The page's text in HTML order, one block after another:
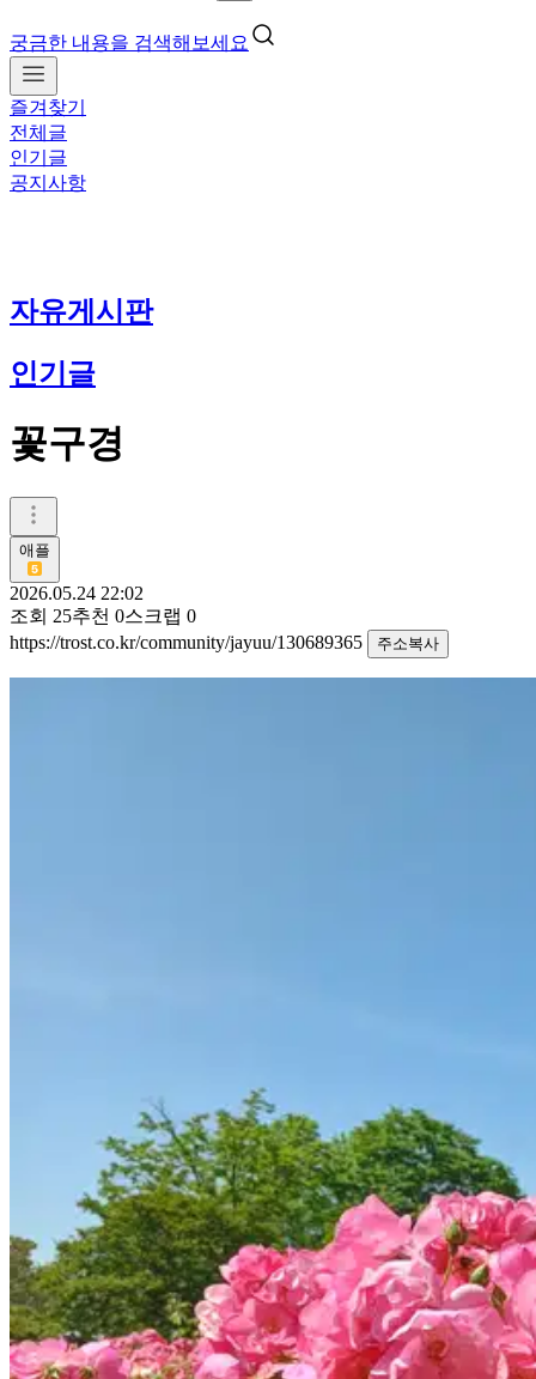
궁금한 내용을 검색해보세요
즐겨찾기
전체글
인기글
공지사항
자유게시판
인기글
꽃구경
애플
2026.05.24 22:02
조회 25추천 0스크랩 0
https://trost.co.kr/community/jayuu/130689365
주소복사